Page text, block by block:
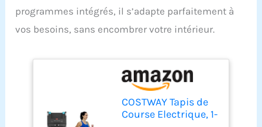
programmes intégrés, il s’adapte parfaitement à
vos besoins, sans encombrer votre intérieur.
COSTWAY Tapis de
Course Electrique, 1-